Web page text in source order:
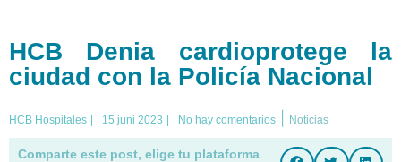
HCB Denia cardioprotege la
ciudad con la Policía Nacional
HCB Hospitales | 15 juni 2023 | No hay comentarios Noticias
Comparte este post, elige tu plataforma